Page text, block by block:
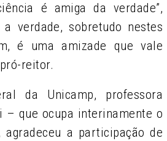
é amiga da verdade”,
a verdade, sobretudo nestes
é uma amizade que vale
reitor.
da Unicamp, professora
– que ocupa interinamente o
a participação de